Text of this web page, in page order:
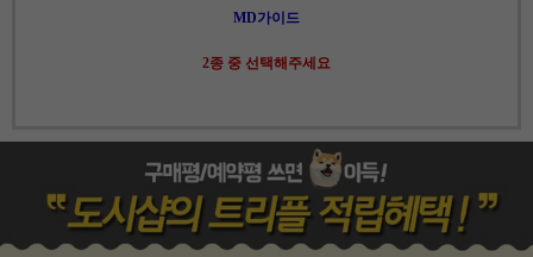
MD가이드
2종 중 선택해주세요